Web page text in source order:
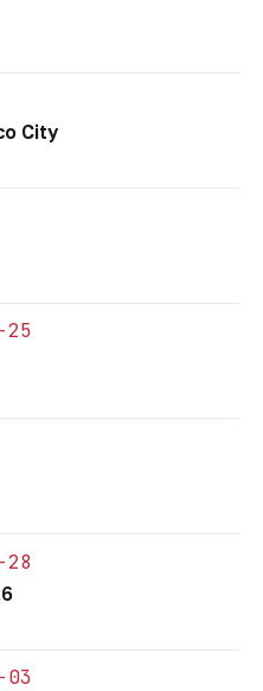
City